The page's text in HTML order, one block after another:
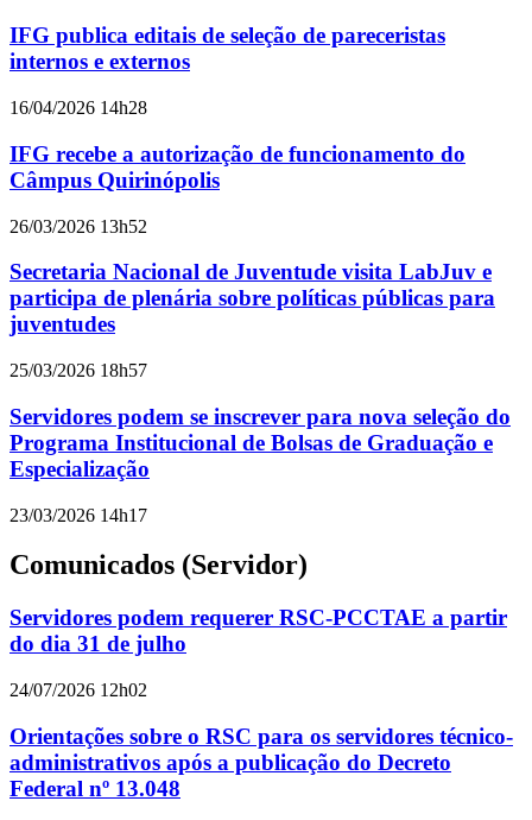
IFG publica editais de seleção de pareceristas
internos e externos
16/04/2026 14h28
IFG recebe a autorização de funcionamento do
Câmpus Quirinópolis
26/03/2026 13h52
Secretaria Nacional de Juventude visita LabJuv e
participa de plenária sobre políticas públicas para
juventudes
25/03/2026 18h57
Servidores podem se inscrever para nova seleção do
Programa Institucional de Bolsas de Graduação e
Especialização
23/03/2026 14h17
Comunicados (Servidor)
Servidores podem requerer RSC-PCCTAE a partir
do dia 31 de julho
24/07/2026 12h02
Orientações sobre o RSC para os servidores técnico-
administrativos após a publicação do Decreto
Federal nº 13.048